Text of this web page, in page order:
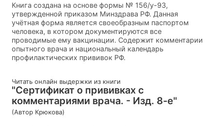
Книга создана на основе формы № 156/у-93,
утвержденной приказом Минздрава РФ. Данная
учётная форма является своеобразным паспортом
человека, в котором документируются все
проводимые ему вакцинации. Содержит комментарии
опытного врача и национальный календарь
профилактических прививок РФ.
Читать онлайн выдержки из книги
"Сертификат о прививках с
комментариями врача. - Изд. 8-е"
(Автор Крюкова)